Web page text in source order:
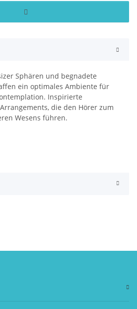
Sphären und begnadete
ein optimales Ambiente für
Inspirierte
die den Hörer zum
Wesens führen.